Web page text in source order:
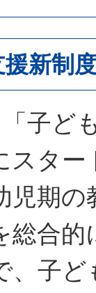
新制
子ど
スター
児期の
総合的
、子